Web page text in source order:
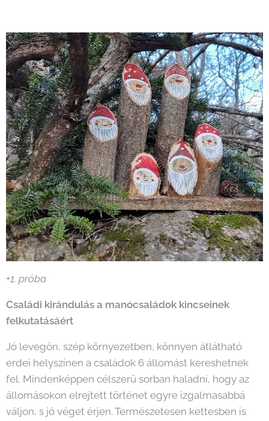
+1. próba
Családi kirándulás a manócsaládok kincseinek
felkutatásáért
Jó levegőn, szép környezetben, könnyen átlátható
erdei helyszínen a családok 6 állomást kereshetnek
fel. Mindenképpen célszerű sorban haladni, hogy az
állomásokon elrejtett történet egyre izgalmasabbá
váljon, s jó véget érjen. Természetesen kettesben is